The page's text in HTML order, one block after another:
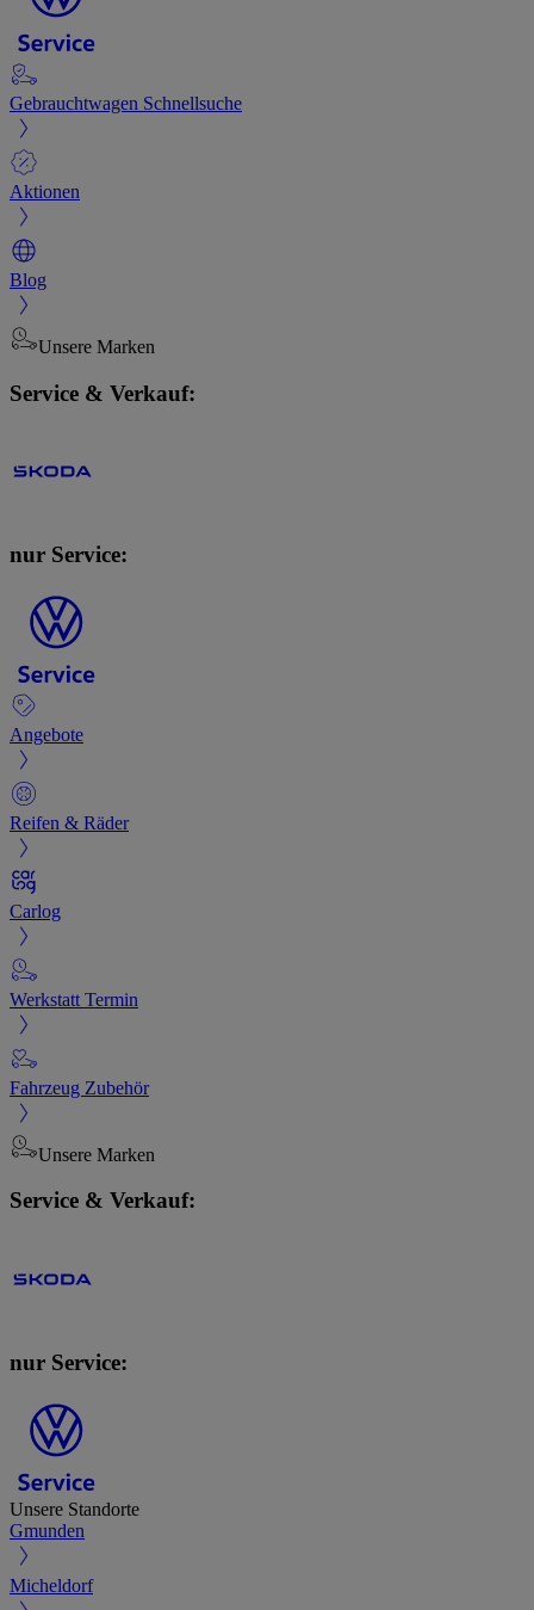
Gebrauchtwagen Schnellsuche
Aktionen
Blog
Unsere Marken
Service & Verkauf:
nur Service:
Angebote
Reifen & Räder
Carlog
Werkstatt Termin
Fahrzeug Zubehör
Unsere Marken
Service & Verkauf:
nur Service:
Unsere Standorte
Gmunden
Micheldorf